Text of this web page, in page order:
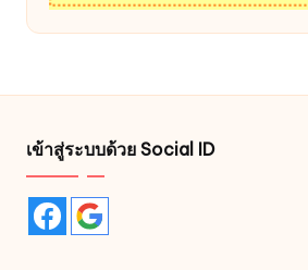
เข้าสู่ระบบด้วย Social ID